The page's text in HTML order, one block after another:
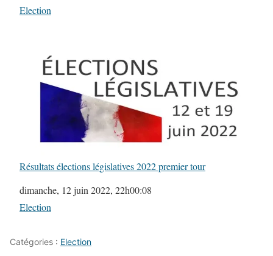
Par rapport à
Election
Résultats élections législatives 2022 premier tour
Date
dimanche, 12 juin 2022, 22h00:08
Par rapport à
Election
Catégories : Election